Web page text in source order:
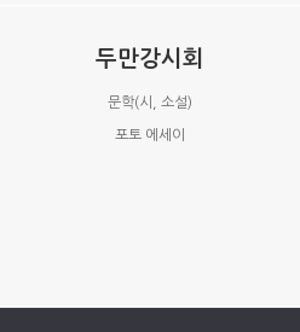
두만강시회
문학(시, 소설)
포토 에세이